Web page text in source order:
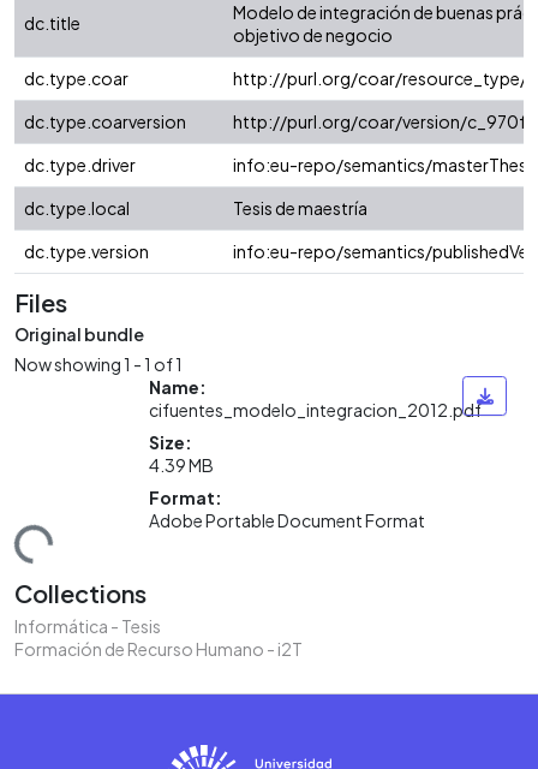
dc.title
Modelo de integración de buenas
objetivo de negocio
dc.type.coar
http://purl.org/coar/resource_type/
dc.type.coarversion
http://purl.org/coar/version/
dc.type.driver
info:eu-repo/semantics/masterThesis
dc.type.local
Tesis de maestría
dc.type.version
info:eu-repo/semantics/
Files
Original bundle
Now showing1 - 1 of 1
Name:
cifuentes_modelo_integracion_2012.pdf
Size:
4.39 MB
Format:
Adobe Portable Document Format
Collections
Informática - Tesis
Formación de Recurso Humano - i2T